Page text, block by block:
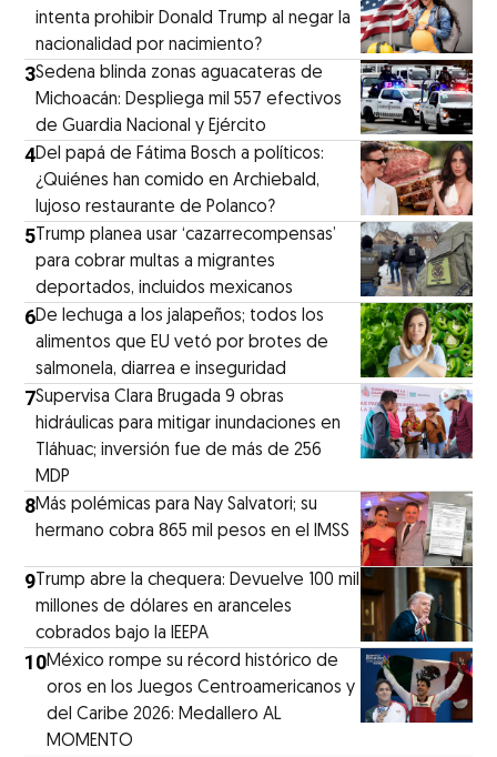
intenta prohibir Donald Trump al negar la
nacionalidad por nacimiento?
3Sedena blinda zonas aguacateras de
Michoacán: Despliega mil 557 efectivos
de Guardia Nacional y Ejército
4⁠Del papá de Fátima Bosch a políticos:
¿Quiénes han comido en Archiebald,
lujoso restaurante de Polanco?
5 Trump planea usar ‘cazarrecompensas’
para cobrar multas a migrantes
deportados, incluidos mexicanos
6De lechuga a los jalapeños; todos los
alimentos que EU vetó por brotes de
salmonela, diarrea e inseguridad
7Supervisa Clara Brugada 9 obras
hidráulicas para mitigar inundaciones en
Tláhuac; inversión fue de más de 256
MDP
8Más polémicas para Nay Salvatori; su
hermano cobra 865 mil pesos en el IMSS
9 Trump abre la chequera: Devuelve 100 mil
millones de dólares en aranceles
cobrados bajo la IEEPA
10México rompe su récord histórico de
oros en los Juegos Centroamericanos y
del Caribe 2026: Medallero AL
MOMENTO